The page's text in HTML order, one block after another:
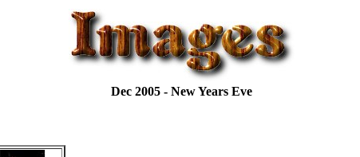
Dec 2005 - New Years Eve